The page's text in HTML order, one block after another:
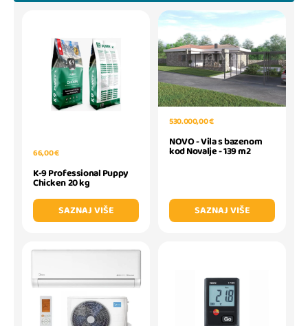
66,00 €
K-9 Professional Puppy
Chicken 20 kg
SAZNAJ VIŠE
530.000,00 €
NOVO - Vila s bazenom
kod Novalje - 139 m2
SAZNAJ VIŠE